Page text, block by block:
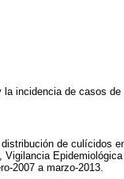
incidencia de casos de
de culícidos
2007 a marzo-2013.